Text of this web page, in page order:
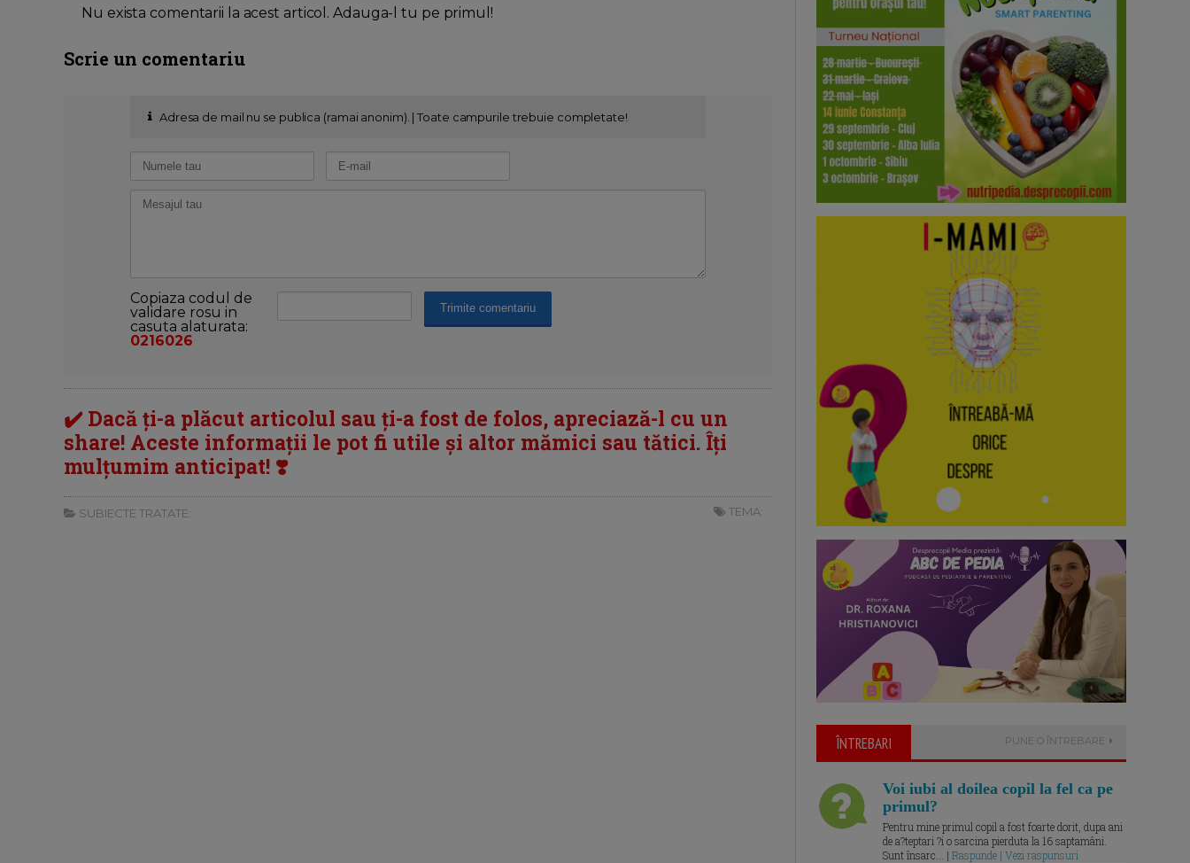
Nu exista comentarii la acest articol. Adauga-l tu pe primul!
Scrie un comentariu
Adresa de mail nu se publica (ramai anonim). | Toate campurile trebuie completate!
Copiaza codul de
validare rosu in
casuta alaturata:
0216026
✔️ Dacă ți-a plăcut articolul sau ți-a fost de folos, apreciază-l cu un
share! Aceste informații le pot fi utile și altor mămici sau tătici. Îți
mulțumim anticipat! ❣️
SUBIECTE TRATATE: TEMA:
ÎNTREBARI PUNE O ÎNTREBARE
Voi iubi al doilea copil la fel ca pe
primul?
Pentru mine primul copil a fost foarte dorit, dupa ani
de a?teptari ?i o sarcina pierduta la 16 saptamâni.
Sunt însarc... | Raspunde | Vezi raspunsuri